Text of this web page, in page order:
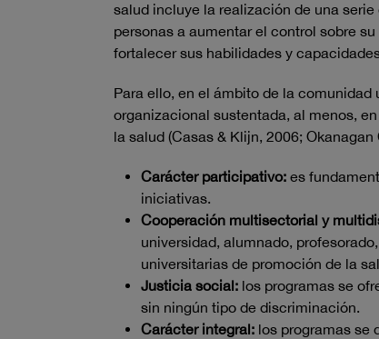
salud incluye la realización de una
personas a aumentar el control sobre
fortalecer sus habilidades y
Para ello, en el ámbito de la
organizacional sustentada, al menos,
la salud (Casas & Klijn, 2006; Okanagan
Carácter participativo:es
iniciativas.
Cooperación multisectorial y
universidad, alumnado,
universitarias de promoción de la
Justicia social:los programas se
sin ningún tipo de discriminación.
Carácter integral:los programas se